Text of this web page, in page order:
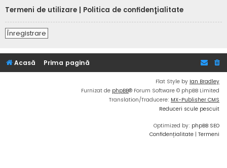
Termeni de utilizare
Politica de confidenţialitate
Înregistrare
Acasă Prima pagină
Flat Style by Ian Bradley
Furnizat de phpBB® Forum Software © phpBB Limited
Translation/Traducere: MX-Publisher CMS
Reduceri scule pescuit
Optimized by: phpBB SEO
Confidențialitate | Termeni